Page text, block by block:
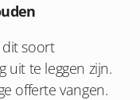
soort
uit te leggen zijn.
offerte vangen.